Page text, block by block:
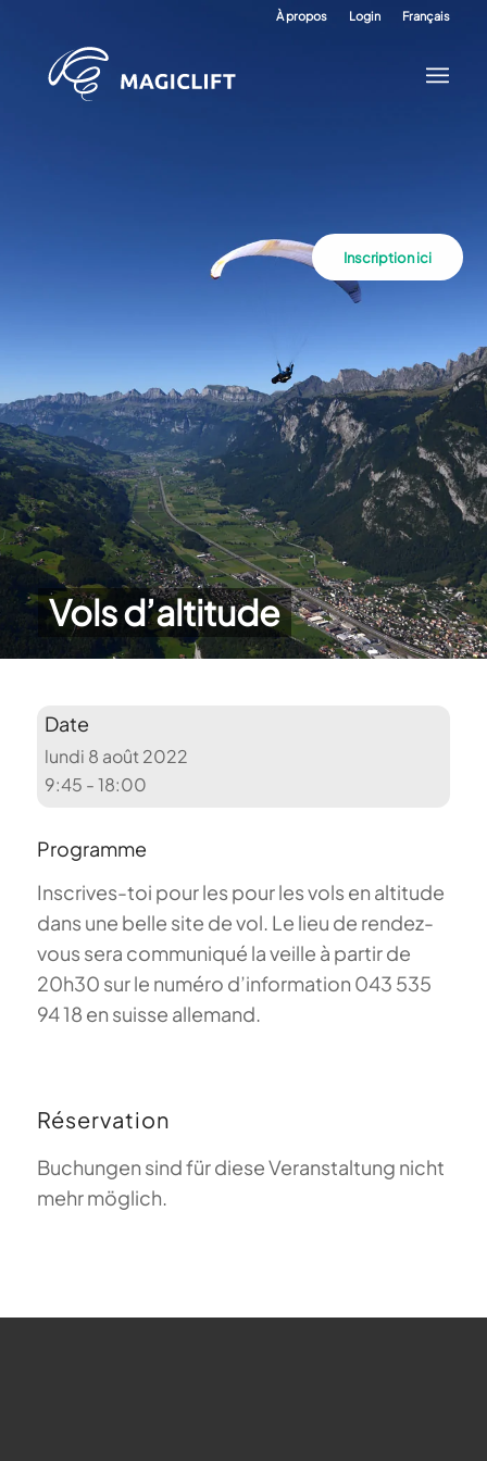
À propos Login Français
Vols d’altitude
Inscription ici
Date
lundi 8 août 2022
9:45 - 18:00
Programme
Inscrives-toi pour les pour les vols en altitude
dans une belle site de vol. Le lieu de rendez-
vous sera communiqué la veille à partir de
20h30 sur le numéro d’information 043 535
94 18 en suisse allemand.
Réservation
Buchungen sind für diese Veranstaltung nicht
mehr möglich.